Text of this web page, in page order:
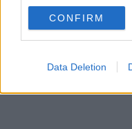
use your data for below
consent section.
CONFIRM
Data Deletion